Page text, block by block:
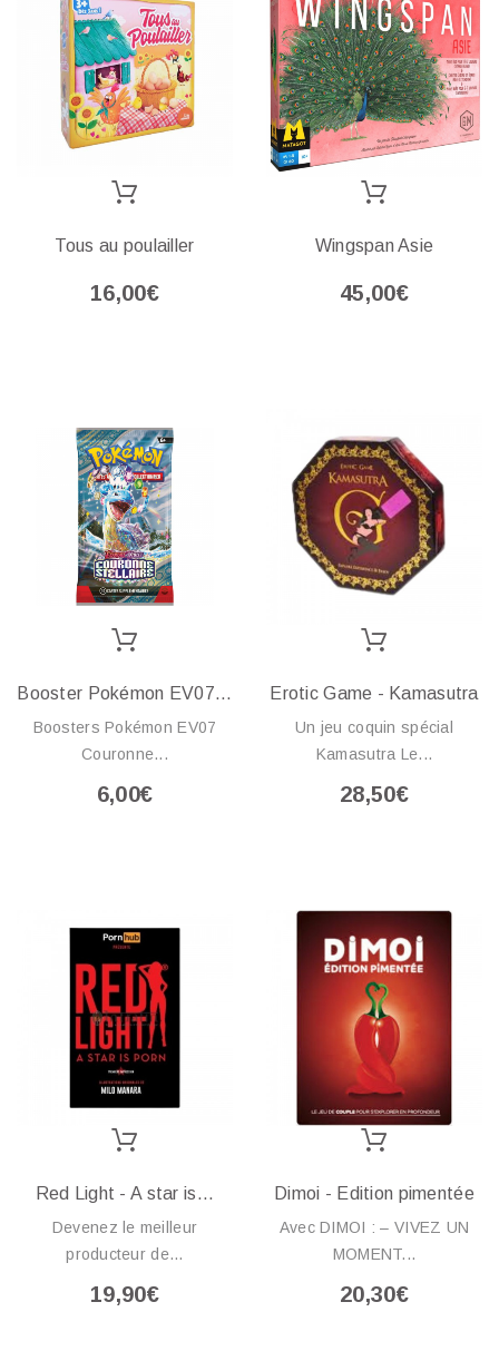
Tous au poulailler
16,00€
Wingspan Asie
45,00€
Booster Pokémon EV07...
Boosters Pokémon EV07
Couronne...
6,00€
Erotic Game - Kamasutra
Un jeu coquin spécial
Kamasutra Le...
28,50€
Red Light - A star is...
Devenez le meilleur
producteur de...
19,90€
Dimoi - Edition pimentée
Avec DIMOI : – VIVEZ UN
MOMENT...
20,30€